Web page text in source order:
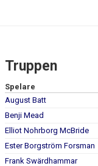
BILDGALLERI
DOKUMENT
KONTAKT
Truppen
Spelare
August Batt
Benji Mead
Elliot Nohrborg McBride
Ester Borgström Forsman
Frank Swärdhammar